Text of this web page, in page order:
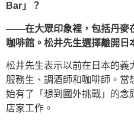
Bar」？
——在大眾印象裡，包括丹麥
咖啡館。松井先生選擇離開日
松井先生表示以前在日本的義
服務生、調酒師和咖啡師。當
始有了「想到國外挑戰」的念
店家工作。